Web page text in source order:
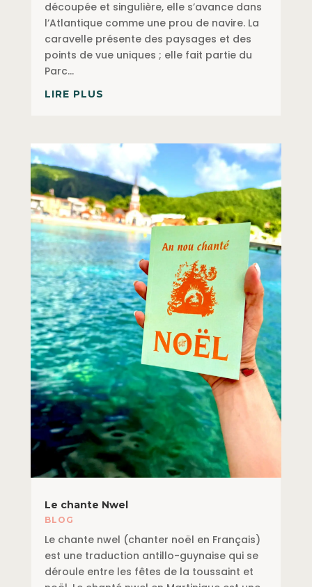
découpée et singulière, elle s’avance dans
l’Atlantique comme une prou de navire. La
caravelle présente des paysages et des
points de vue uniques ; elle fait partie du
Parc...
LIRE PLUS
Le chante Nwel
BLOG
Le chante nwel (chanter noël en Français)
est une traduction antillo-guynaise qui se
déroule entre les fêtes de la toussaint et